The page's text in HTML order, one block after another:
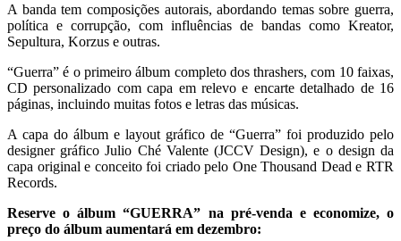
A banda tem composições autorais, abordando temas sobre guerra,
política e corrupção, com influências de bandas como Kreator,
Sepultura, Korzus e outras.
“Guerra” é o primeiro álbum completo dos thrashers, com 10 faixas,
CD personalizado com capa em relevo e encarte detalhado de 16
páginas, incluindo muitas fotos e letras das músicas.
A capa do álbum e layout gráfico de “Guerra” foi produzido pelo
designer gráfico Julio Ché Valente (JCCV Design), e o design da
capa original e conceito foi criado pelo One Thousand Dead e RTR
Records.
Reserve o álbum “GUERRA” na pré-venda e economize, o
preço do álbum aumentará em dezembro: